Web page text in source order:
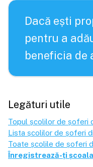
Dacă ești
pentru a
beneficia de
Legături utile
Topul școlilor de șoferi
Lista școlilor de șoferi
Toate școlile de șoferi
Înregistrează-ți